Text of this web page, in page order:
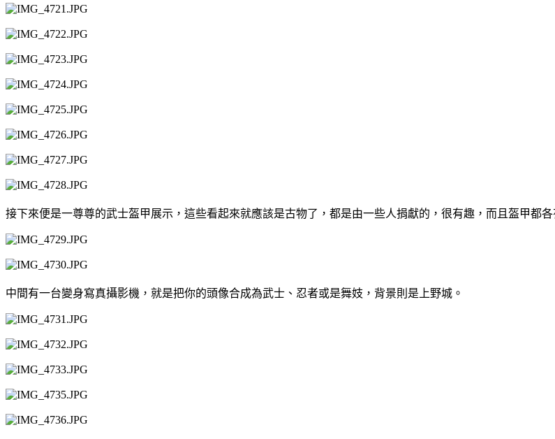
接下來便是一尊尊的武士盔甲展示，這些看起來就應該是古物了，都是由一些人捐獻的，很有趣，而且盔甲都各
中間有一台變身寫真攝影機，就是把你的頭像合成為武士、忍者或是舞妓，背景則是上野城。